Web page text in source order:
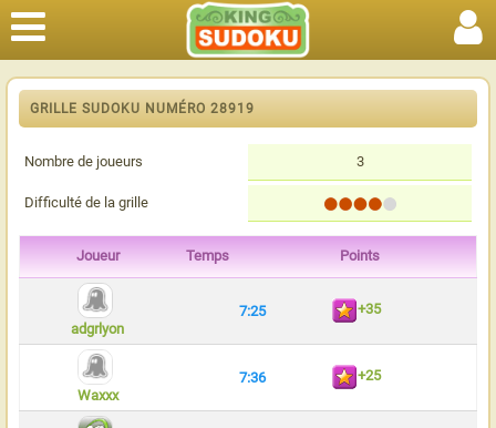
GRILLE SUDOKU NUMÉRO 28919
Nombre de joueurs 3
Difficulté de la grille
Joueur Temps Points
adgrlyon
7:25 +35
Waxxx
7:36 +25